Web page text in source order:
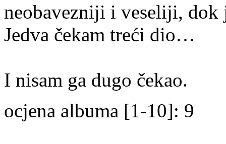
neobavezniji i veseliji, dok
Jedva čekam treći dio…
I nisam ga dugo čekao.
ocjena albuma [1-10]: 9